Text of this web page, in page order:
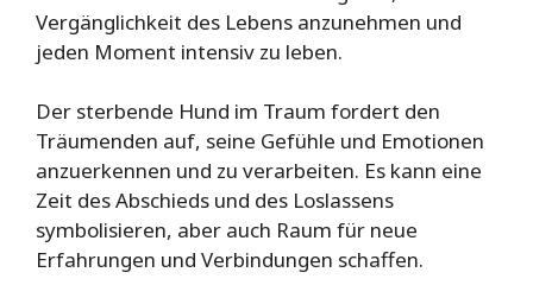
Vergänglichkeit des Lebens anzunehmen und
jeden Moment intensiv zu leben.
Der sterbende Hund im Traum fordert den
Träumenden auf, seine Gefühle und Emotionen
anzuerkennen und zu verarbeiten. Es kann eine
Zeit des Abschieds und des Loslassens
symbolisieren, aber auch Raum für neue
Erfahrungen und Verbindungen schaffen.